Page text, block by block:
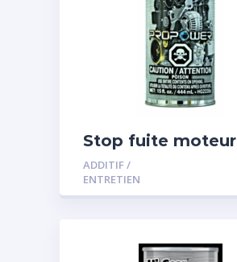
Stop fuite moteur
ADDITIF /
ENTRETIEN